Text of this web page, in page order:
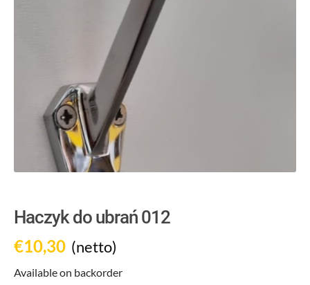
Haczyk do ubrań 012
€10,30 (netto)
Available on backorder